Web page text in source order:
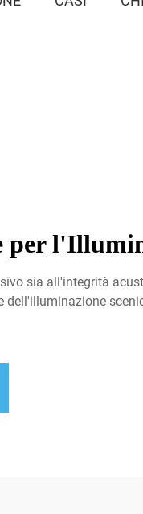
sia all'integrità